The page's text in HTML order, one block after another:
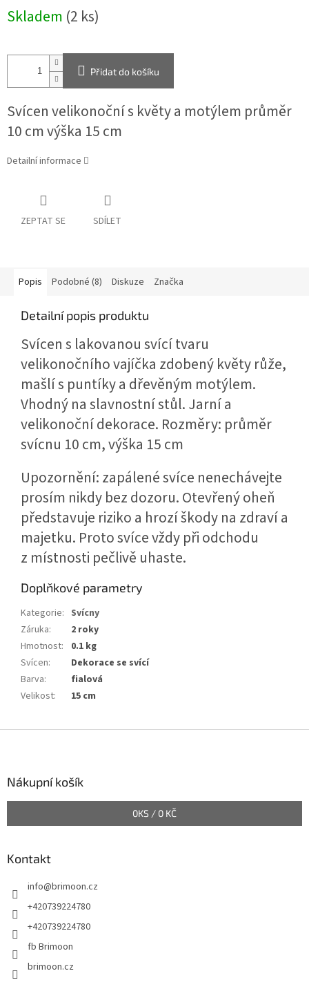
cena:
Skladem (2 ks)
Přidat do košíku
Svícen velikonoční s květy a motýlem průměr
10 cm výška 15 cm
Detailní informace
ZEPTAT SE SDÍLET
Popis Podobné (8) Diskuze Značka
Detailní popis produktu
Svícen s lakovanou svící tvaru
velikonočního vajíčka zdobený květy růže,
mašlí s puntíky a dřevěným motýlem.
Vhodný na slavnostní stůl. Jarní a
velikonoční dekorace. Rozměry: průměr
svícnu 10 cm, výška 15 cm
Upozornění: zapálené svíce nenechávejte
prosím nikdy bez dozoru. Otevřený oheň
představuje riziko a hrozí škody na zdraví a
majetku. Proto svíce vždy při odchodu
z místnosti pečlivě uhaste.
Doplňkové parametry
Kategorie: Svícny
Záruka:
2 roky
Hmotnost:
0.1 kg
Svícen:
Dekorace se svící
Barva:
fialová
Velikost: 15 cm
Nákupní košík
0KS / 0 KČ
Kontakt
info@brimoon.cz
+420739224780
+420739224780
fb Brimoon
brimoon.cz